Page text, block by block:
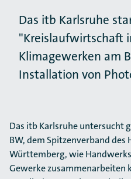
Das itb Karlsruhe
"Kreislaufwirtschaft
Klimagewerken am
Installation von
Das itb Karlsruhe untersucht
BW, dem Spitzenverband des
Württemberg, wie
Gewerke zusammen­arbeiten